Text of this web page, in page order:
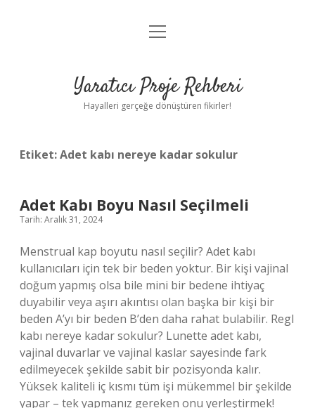
Anasayfa
Yasal Uyarı
menüyü
Yaratıcı Proje Rehberi
Hayalleri gerçeğe dönüştüren fikirler!
Etiket:Adet kabı nereye kadar sokulur
Adet Kabı Boyu Nasıl Seçilmeli
Tarih: Aralık 31, 2024
Menstrual kap boyutu nasıl seçilir? Adet kabı
kullanıcıları için tek bir beden yoktur. Bir kişi vajinal
doğum yapmış olsa bile mini bir bedene ihtiyaç
duyabilir veya aşırı akıntısı olan başka bir kişi bir
beden A’yı bir beden B’den daha rahat bulabilir. Regl
kabı nereye kadar sokulur? Lunette adet kabı,
vajinal duvarlar ve vajinal kaslar sayesinde fark
edilmeyecek şekilde sabit bir pozisyonda kalır.
Yüksek kaliteli iç kısmı tüm işi mükemmel bir şekilde
yapar – tek yapmanız gereken onu yerleştirmek!